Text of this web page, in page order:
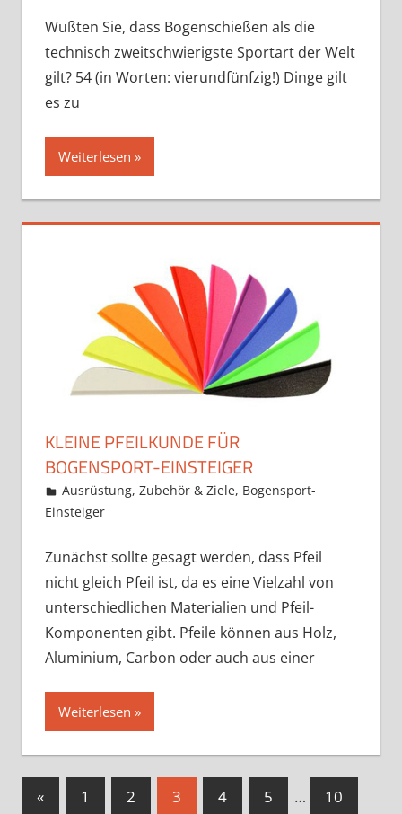
Wußten Sie, dass Bogenschießen als die
technisch zweitschwierigste Sportart der Welt
gilt? 54 (in Worten: vierundfünfzig!) Dinge gilt
es zu
Weiterlesen
KLEINE PFEILKUNDE FÜR
BOGENSPORT-EINSTEIGER
1. Januar 2021
Martina Berg
Ausrüstung, Zubehör & Ziele, Bogensport-
Einsteiger
Zunächst sollte gesagt werden, dass Pfeil
nicht gleich Pfeil ist, da es eine Vielzahl von
unterschiedlichen Materialien und Pfeil-
Komponenten gibt. Pfeile können aus Holz,
Aluminium, Carbon oder auch aus einer
Weiterlesen
Seitennummerierung
«Vorherige
1 2 3 4 5 … 10